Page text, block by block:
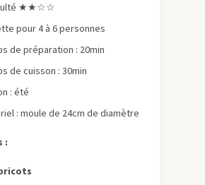
★★☆☆
pour 4 à 6 personnes
de préparation : 20min
de cuisson : 30min
: été
: moule de 24cm de diamètre
: